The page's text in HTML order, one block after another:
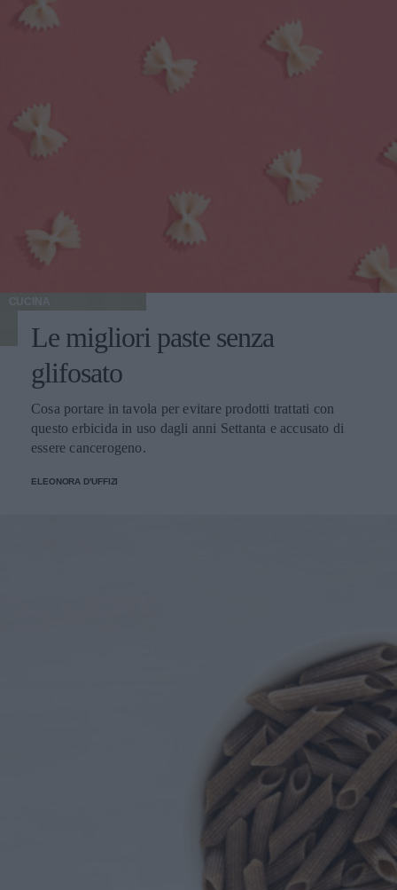
CUCINA
Le migliori paste senza
glifosato
Cosa portare in tavola per evitare prodotti trattati con
questo erbicida in uso dagli anni Settanta e accusato di
essere cancerogeno.
ELEONORA D'UFFIZI